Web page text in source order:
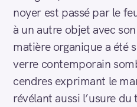
noyer est passé par le
à un autre objet avec
matière organique a été
verre contemporain
cendres exprimant le
révélant aussi l’usure